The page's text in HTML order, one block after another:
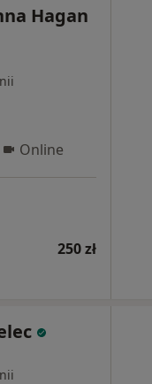
Hagan
Online
250 zł